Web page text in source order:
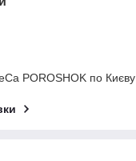
POROSHOK по Києву